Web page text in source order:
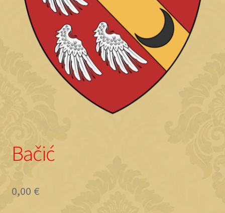
Objave
Bačić
0,00 €